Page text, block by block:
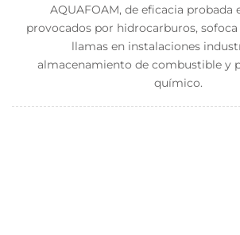
AQUAFOAM, de eficacia probada
provocados por hidrocarburos,
llamas en instalaciones
almacenamiento de combustible y
químico.